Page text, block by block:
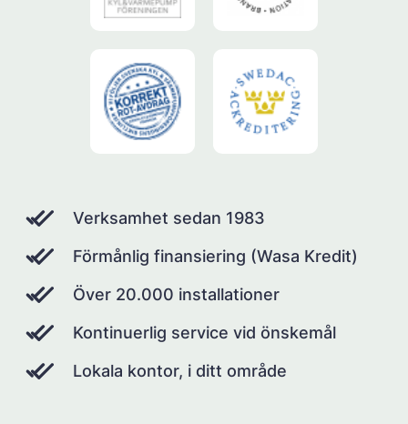
Verksamhet sedan 1983
Förmånlig finansiering (Wasa Kredit)
Över 20.000 installationer
Kontinuerlig service vid önskemål
Lokala kontor, i ditt område